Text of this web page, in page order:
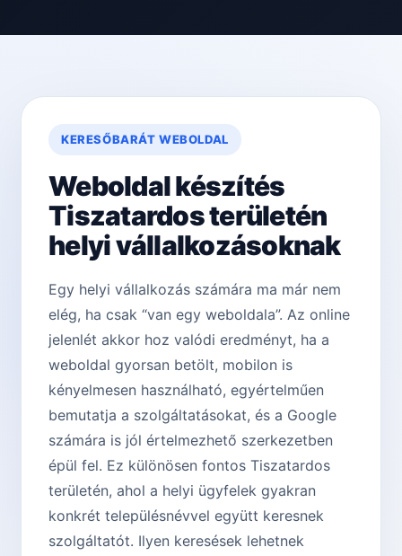
KERESŐBARÁT WEBOLDAL
Weboldal készítés
Tiszatar­dos területén
helyi vállalkozásoknak
Egy helyi vállalkozás számára ma már nem
elég, ha csak “van egy weboldala”. Az online
jelenlét akkor hoz valódi eredményt, ha a
weboldal gyorsan betölt, mobilon is
kényelmesen használható, egyértelműen
bemutatja a szolgáltatásokat, és a Google
számára is jól értelmezhető szerkezetben
épül fel. Ez különösen fontos Tiszatar­dos
területén, ahol a helyi ügyfelek gyakran
konkrét településnévvel együtt keresnek
szolgáltatót. Ilyen keresések lehetnek